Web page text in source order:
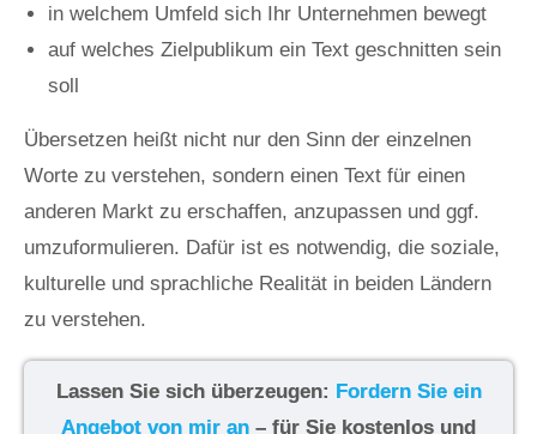
in welchem Umfeld sich Ihr Unternehmen bewegt
auf welches Zielpublikum ein Text geschnitten sein
soll
Übersetzen heißt nicht nur den Sinn der einzelnen
Worte zu verstehen, sondern einen Text für einen
anderen Markt zu erschaffen, anzupassen und ggf.
umzuformulieren. Dafür ist es notwendig, die soziale,
kulturelle und sprachliche Realität in beiden Ländern
zu verstehen.
Lassen Sie sich überzeugen: Fordern Sie ein
Angebot von mir an – für Sie kostenlos und